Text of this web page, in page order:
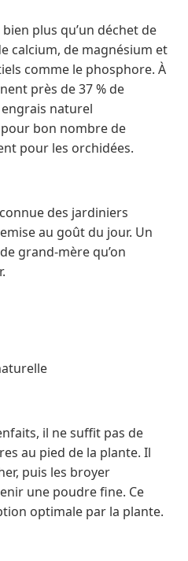
plus qu’un déchet de
calcium, de magnésium et
comme le phosphore. À
près de 37 % de
naturel
bon nombre de
pour les orchidées.
des jardiniers
au goût du jour. Un
grand-mère qu’on
il ne suffit pas de
au pied de la plante. Il
puis les broyer
une poudre fine. Ce
optimale par la plante.